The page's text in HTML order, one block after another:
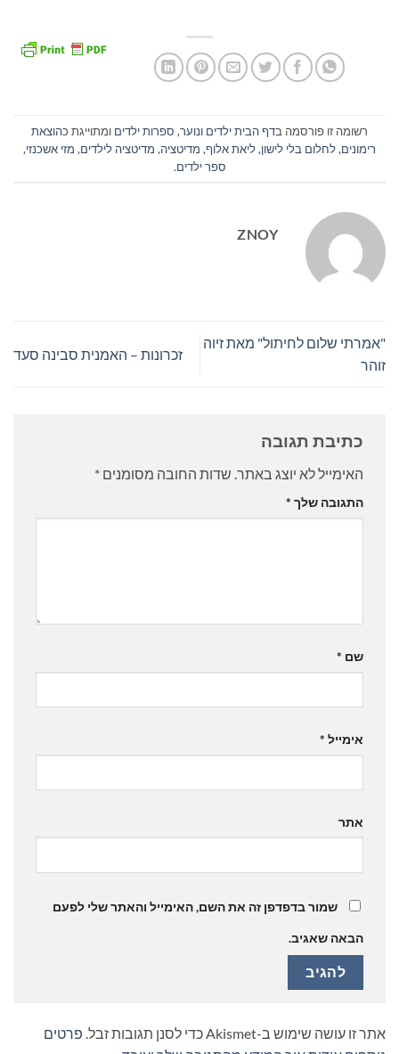
רשומה זו פורסמה בדף הבית ילדים ונוער, ספרות ילדים ומתוייגת כהוצאת
רימונים,לחלום בלי לישון,ליאת אלוף, מדיטציה, מדיטציה לילדים, מזי אשכנזי,
ספר ילדים.
ZNOY
"אמרתי שלום לחיתול" מאת זיוה
זוהר
זכרונות – האמנית סבינה סעד
כתיבת תגובה
האימייל לא יוצג באתר. שדות החובה מסומנים *
התגובה שלך *
שם *
אימייל *
אתר
שמור בדפדפן זה את השם, האימייל והאתר שלי לפעם
הבאה שאגיב.
אתר זו עושה שימוש ב-Akismet כדי לסנן תגובות זבל.
פרטים